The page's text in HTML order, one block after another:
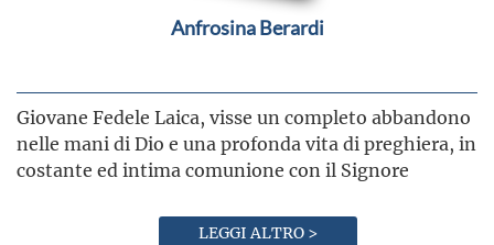
Anfrosina Berardi
Giovane Fedele Laica, visse un completo abbandono
nelle mani di Dio e una profonda vita di preghiera, in
costante ed intima comunione con il Signore
LEGGI ALTRO >